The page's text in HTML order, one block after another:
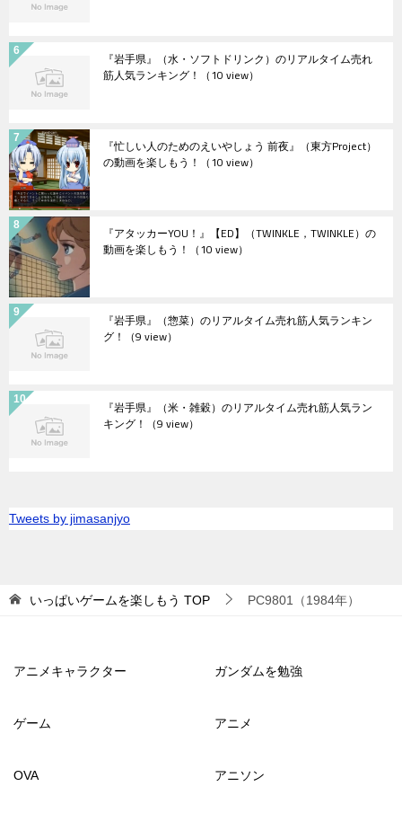
『岩手県』（水・ソフトドリンク）のリアルタイム売れ
筋人気ランキング！ （10 view）
『忙しい人のためのえいやしょう 前夜』（東方Project）
の動画を楽しもう！ （10 view）
『アタッカーYOU！』【ED】（TWINKLE，TWINKLE）の
動画を楽しもう！ （10 view）
『岩手県』（惣菜）のリアルタイム売れ筋人気ランキン
グ！ （9 view）
『岩手県』（米・雑穀）のリアルタイム売れ筋人気ラン
キング！ （9 view）
Tweets by jimasanjyo
いっぱいゲームを楽しもう TOP PC9801（1984年）
アニメキャラクター ガンダムを勉強
ゲーム アニメ
OVA アニソン